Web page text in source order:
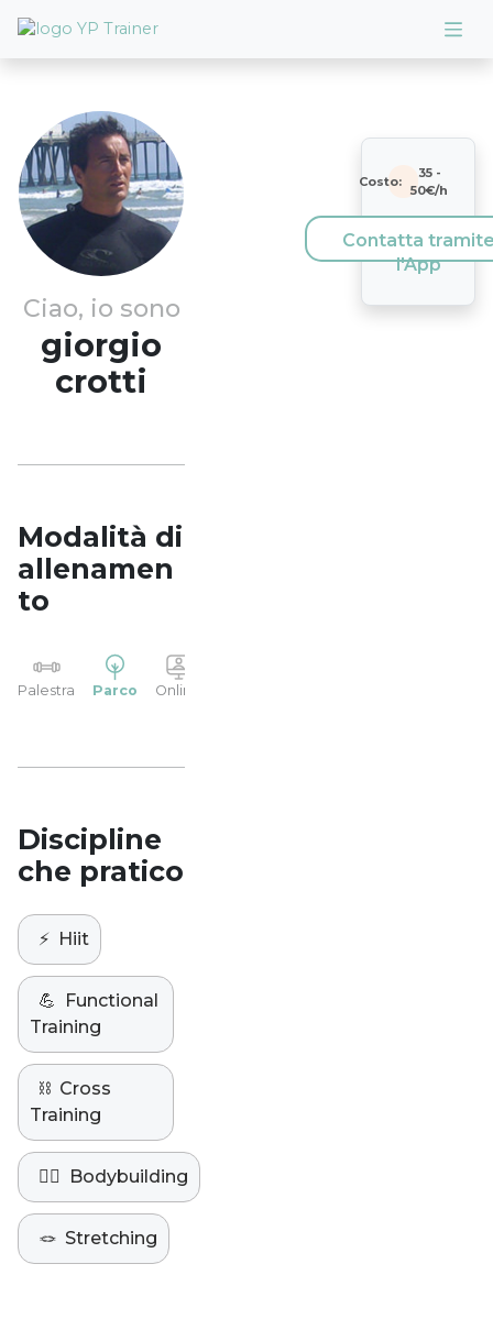
Ciao, io sono
giorgio
crotti
Modalità di
allenamen
to
Palestra Parco Online
Discipline
che pratico
⚡️ Hiit
💪
Functional
Training
⛓️ Cross
Training
🏋️‍♀️ Bodybuilding
🪢 Stretching
Costo:
35-
50€/h
Contatta
l'App